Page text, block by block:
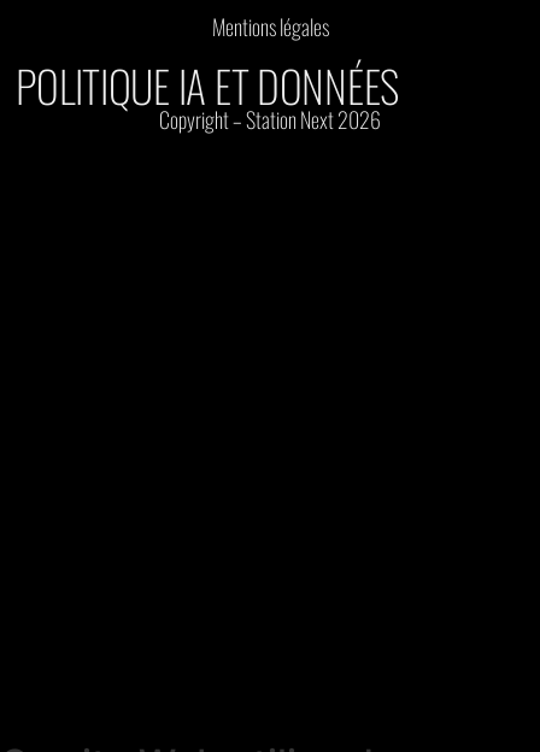
Mentions légales
POLITIQUE IA ET DONNÉES
Copyright – Station Next 2026